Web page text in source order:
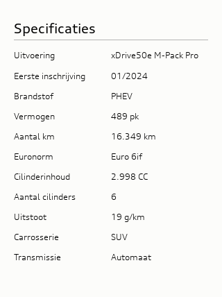
Specificaties
Uitvoering
xDrive50e M-Pack Pro
Eerste inschrijving
01/2024
Brandstof
PHEV
Vermogen
489 pk
Aantal km
16.349 km
Euronorm
Euro 6if
Cilinderinhoud
2.998 CC
Aantal cilinders
6
Uitstoot
19 g/km
Carrosserie
SUV
Transmissie
Automaat